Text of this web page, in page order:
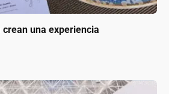
crean una experiencia